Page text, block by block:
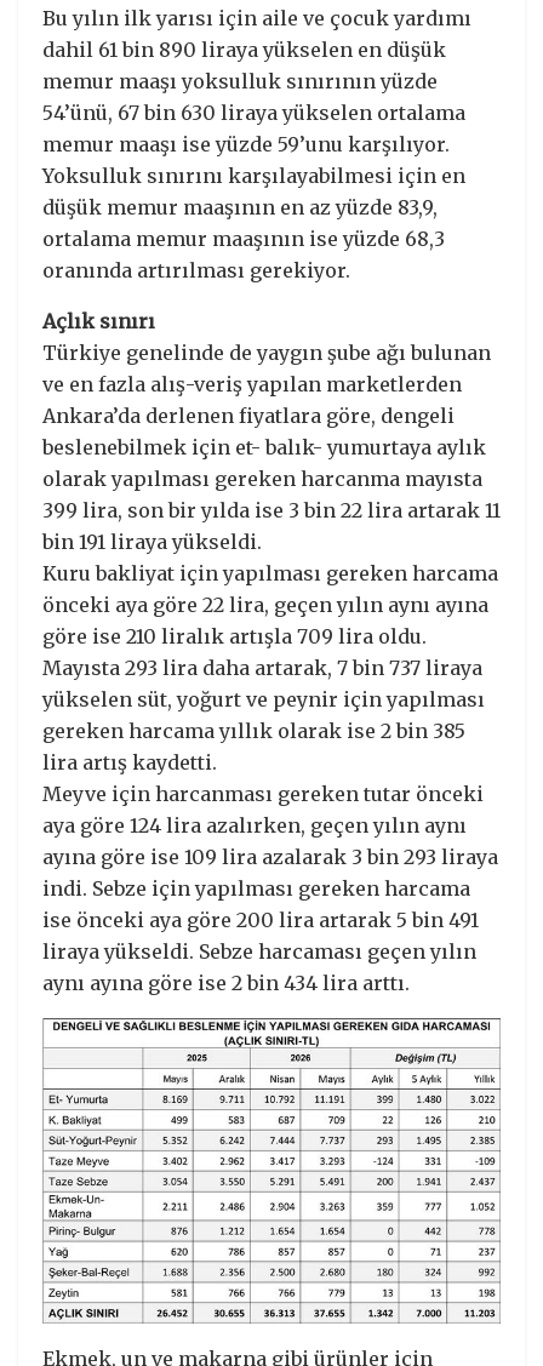
Bu yılın ilk yarısı için aile ve çocuk yardımı
dahil 61 bin 890 liraya yükselen en düşük
memur maaşı yoksulluk sınırının yüzde
54’ünü, 67 bin 630 liraya yükselen ortalama
memur maaşı ise yüzde 59’unu karşılıyor.
Yoksulluk sınırını karşılayabilmesi için en
düşük memur maaşının en az yüzde 83,9,
ortalama memur maaşının ise yüzde 68,3
oranında artırılması gerekiyor.
Açlık sınırı
Türkiye genelinde de yaygın şube ağı bulunan
ve en fazla alış-veriş yapılan marketlerden
Ankara’da derlenen fiyatlara göre, dengeli
beslenebilmek için et- balık- yumurtaya aylık
olarak yapılması gereken harcanma mayısta
399 lira, son bir yılda ise 3 bin 22 lira artarak 11
bin 191 liraya yükseldi.
Kuru bakliyat için yapılması gereken harcama
önceki aya göre 22 lira, geçen yılın aynı ayına
göre ise 210 liralık artışla 709 lira oldu.
Mayısta 293 lira daha artarak, 7 bin 737 liraya
yükselen süt, yoğurt ve peynir için yapılması
gereken harcama yıllık olarak ise 2 bin 385
lira artış kaydetti.
Meyve için harcanması gereken tutar önceki
aya göre 124 lira azalırken, geçen yılın aynı
ayına göre ise 109 lira azalarak 3 bin 293 liraya
indi. Sebze için yapılması gereken harcama
ise önceki aya göre 200 lira artarak 5 bin 491
liraya yükseldi. Sebze harcaması geçen yılın
aynı ayına göre ise 2 bin 434 lira arttı.
Ekmek, un ve makarna gibi ürünler için